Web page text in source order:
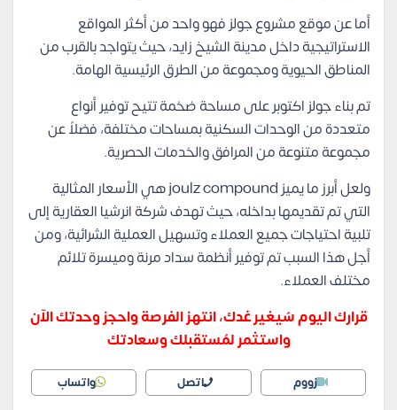
أما عن موقع مشروع جولز فهو واحد من أكثر المواقع
الاستراتيجية داخل مدينة الشيخ زايد، حيث يتواجد بالقرب من
المناطق الحيوية ومجموعة من الطرق الرئيسية الهامة.
تم بناء جولز اكتوبر على مساحة ضخمة تتيح توفير أنواع
متعددة من الوحدات السكنية بمساحات مختلفة، فضلاً عن
مجموعة متنوعة من المرافق والخدمات الحصرية.
ولعل أبرز ما يميز joulz compound هي الأسعار المثالية
التي تم تقديمها بداخله، حيث تهدف شركة انرشيا العقارية إلى
تلبية احتياجات جميع العملاء وتسهيل العملية الشرائية، ومن
أجل هذا السبب تم توفير أنظمة سداد مرنة وميسرة تلائم
مختلف العملاء.
قرارك اليوم سُيغير غدك، انتهز الفرصة واحجز وحدتك الآن
واستثمر لمُستقبلك وسعادتك
زووم اتصل واتساب